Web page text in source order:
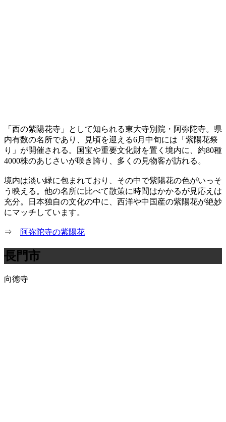
「西の紫陽花寺」として知られる東大寺別院・阿弥陀寺。県
内有数の名所であり、見頃を迎える6月中旬には「紫陽花祭
り」が開催される。国宝や重要文化財を置く境内に、約80種
4000株のあじさいが咲き誇り、多くの見物客が訪れる。
境内は淡い緑に包まれており、その中で紫陽花の色がいっそ
う映える。他の名所に比べて散策に時間はかかるが見応えは
充分。日本独自の文化の中に、西洋や中国産の紫陽花が絶妙
にマッチしています。
⇒ 阿弥陀寺の紫陽花
長門市
向徳寺